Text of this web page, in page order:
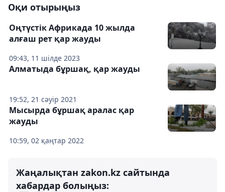
Оқи отырыңыз
09:43, 11 шілде 2023
Оңтүстік Африкада 10 жылда
алғаш рет қар жауды
19:52, 21 сәуір 2021
Алматыда бұршақ, қар жауды
10:59, 02 қаңтар 2022
Мысырда бұршақ аралас қар
жауды
Жаңалықтан zakon.kz сайтында
хабардар болыңыз: